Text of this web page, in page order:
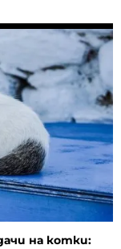
на котки: